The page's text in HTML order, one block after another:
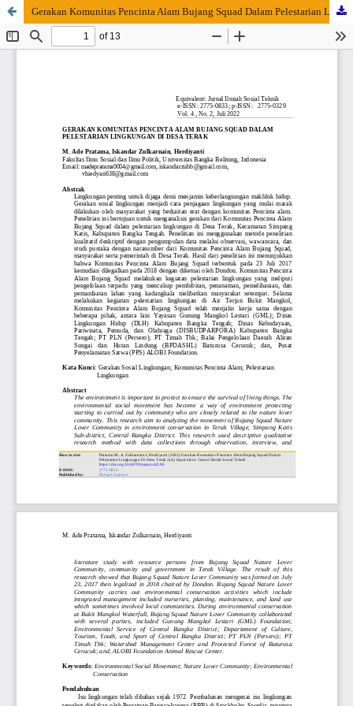
Gerakan Komunitas Pencinta Alam Bujang Squad Dalam Pelestarian Lingkungan Di Desa Terak